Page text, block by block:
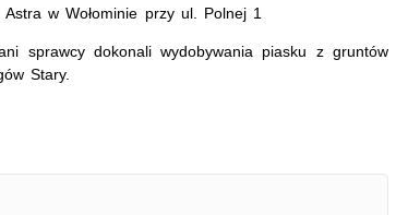
w Wołominie przy ul. Polnej 1
sprawcy dokonali wydobywania piasku z gruntów
Stary.